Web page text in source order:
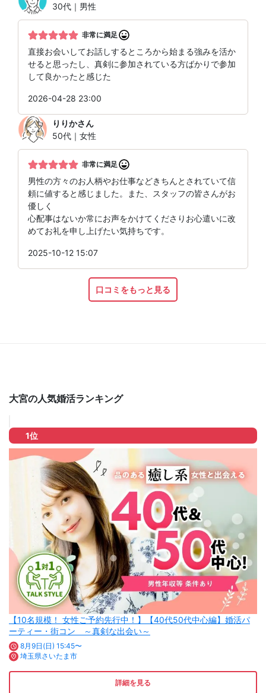
30代｜男性
非常に満足
直接お会いしてお話しするところから始まる強みを活か
せると思ったし、真剣に参加されている方ばかりで参加
して良かったと感じた
2026-04-28 23:00
りりかさん
50代｜女性
非常に満足
男性の方々のお人柄やお仕事などきちんとされていて信
頼に値すると感じました。また、スタッフの皆さんがお
優しく
心配事はないか常にお声をかけてくださりお心遣いに改
めてお礼を申し上げたい気持ちです。
2025-10-12 15:07
口コミをもっと見る
大宮の人気婚活ランキング
1位
【10名規模！ 女性ご予約先行中！】【40代50代中心編】婚活パ
ーティー・街コン ～真剣な出会い～
8月9日(日) 15:45〜
埼玉県さいたま市
詳細を見る